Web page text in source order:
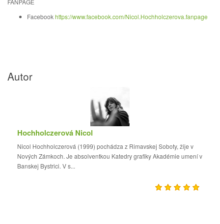
FANPAGE
Facebookhttps://www.facebook.com/Nicol.Hochholczerova.fanpage
Autor
Hochholczerová Nicol
Nicol Hochholczerová (1999) pochádza z Rimavskej Soboty, žije v
Nových Zámkoch. Je absolventkou Katedry grafiky Akadémie umení v
Banskej Bystrici. V s...